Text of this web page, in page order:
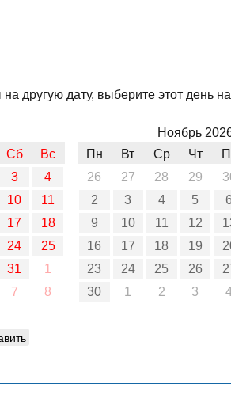
другую дату, выберите этот день
Сб
Вс
3
4
10
11
17
18
24
25
31
1
7
8
Ноябрь
Пн
Вт Ср Чт
26
27 28 29
2
3 4 5 6
9
10 11 12
16
17 18 19
23
24 25 26
30
1 2 3